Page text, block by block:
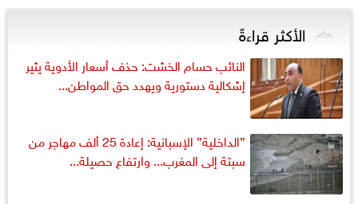
الأكثر قراءةً
النائب حسام الخشت: حذف أسعار الأدوية يثير
إشكالية دستورية ويهدد حق المواطن...
”الداخلية” الإسبانية: إعادة 25 ألف مهاجر من
سبتة إلى المغرب... وارتفاع حصيلة...